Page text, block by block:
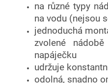
na různé typy
na vodu (nejsou
jednoduchá
zvolené
napáječku
udržuje
odolná, snadno